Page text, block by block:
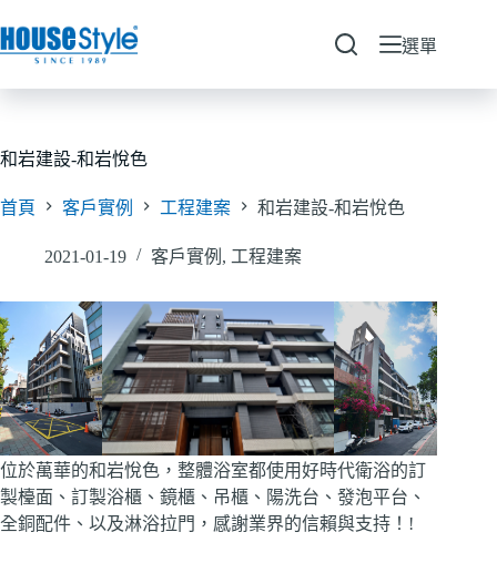
至
要
容
選單
和岩建設-和岩悅色
首頁 客戶實例 工程建案 和岩建設-和岩悅色
2021-01-19 客戶實例 , 工程建案
位於萬華的和岩悅色，整體浴室都使用好時代衛浴的訂
製檯面、訂製浴櫃、鏡櫃、吊櫃、陽洗台、發泡平台、
全銅配件、以及淋浴拉門，感謝業界的信賴與支持！!